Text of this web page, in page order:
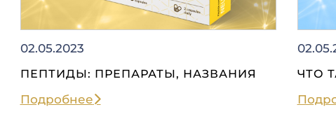
02.05.2023
ПЕПТИДЫ: ПРЕПАРАТЫ, НАЗВАНИЯ
Подробнее
ЧТО